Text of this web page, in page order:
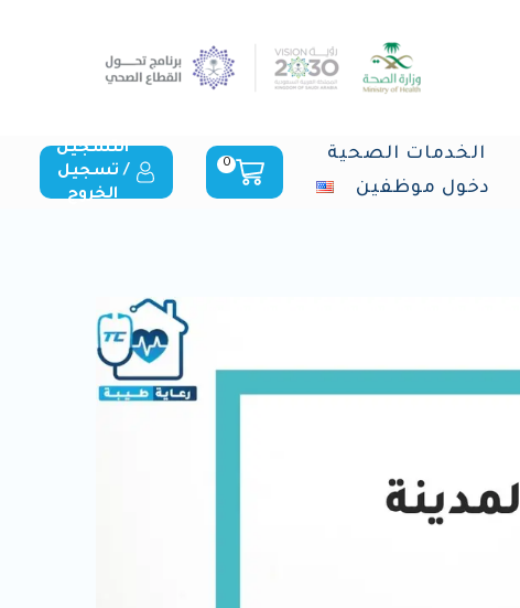
الخدمات الصحية
دخول موظفين
0
التسجيل
/ تسجيل
الخروج